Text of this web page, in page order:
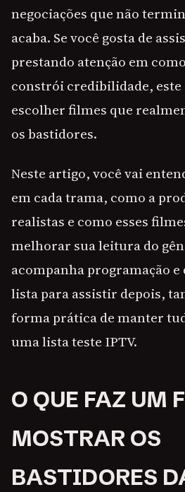
negociações que não
acaba. Se você gosta de
prestando atenção em
constrói credibilidade, este
escolher filmes que
os bastidores.
Neste artigo, você vai
em cada trama, como a
realistas e como esses
melhorar sua leitura do
acompanha programação
lista para assistir depois,
forma prática de manter
uma lista teste IPTV.
O QUE FAZ UM
MOSTRAR OS
BASTIDORES